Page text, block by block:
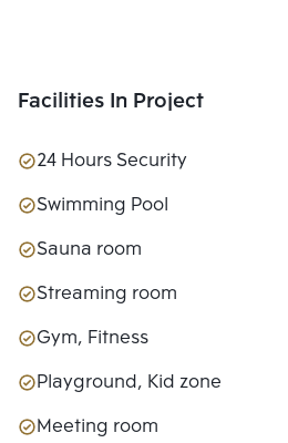
Facilities In Project
24 Hours Security
Swimming Pool
Sauna room
Streaming room
Gym, Fitness
Playground, Kid zone
Meeting room